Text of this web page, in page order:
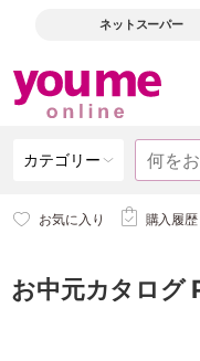
ネットスーパー
カテゴリー
お気に入り 購入履歴
お中元カタログ